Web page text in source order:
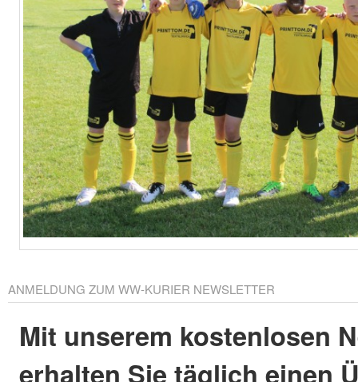
ANMELDUNG ZUM WW-KURIER NEWSLETTER
Mit unserem kostenlosen
erhalten Sie täglich einen